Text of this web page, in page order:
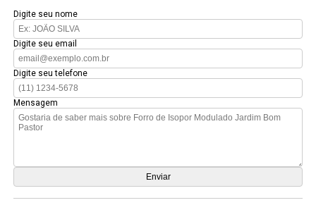
Digite seu nome
Digite seu email
Digite seu telefone
Mensagem